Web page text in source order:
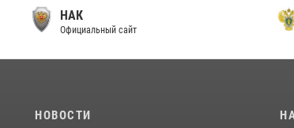
НАК
Официальный сайт
НОВОСТИ